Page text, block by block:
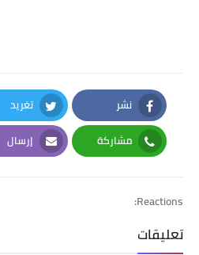
نشر
Facebook
تغريد
Twitter
مشاركة
Whatsapp
إرسال
Email
Reactions:
تعليقات